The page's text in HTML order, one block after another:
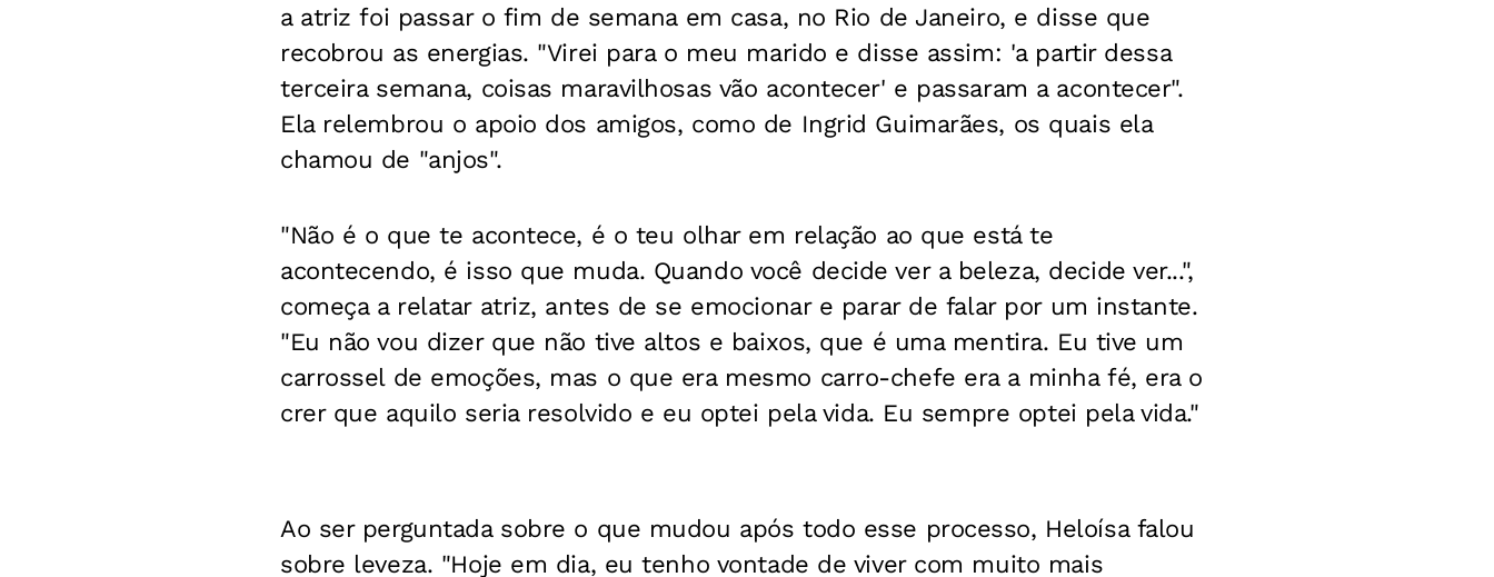
a atriz foi passar o fim de semana em casa, no Rio de Janeiro, e disse que
recobrou as energias. "Virei para o meu marido e disse assim: 'a partir dessa
terceira semana, coisas maravilhosas vão acontecer' e passaram a acontecer".
Ela relembrou o apoio dos amigos, como de Ingrid Guimarães, os quais ela
chamou de "anjos".
"Não é o que te acontece, é o teu olhar em relação ao que está te
acontecendo, é isso que muda. Quando você decide ver a beleza, decide ver...",
começa a relatar atriz, antes de se emocionar e parar de falar por um instante.
"Eu não vou dizer que não tive altos e baixos, que é uma mentira. Eu tive um
carrossel de emoções, mas o que era mesmo carro-chefe era a minha fé, era o
crer que aquilo seria resolvido e eu optei pela vida. Eu sempre optei pela vida."
Ao ser perguntada sobre o que mudou após todo esse processo, Heloísa falou
sobre leveza. "Hoje em dia, eu tenho vontade de viver com muito mais